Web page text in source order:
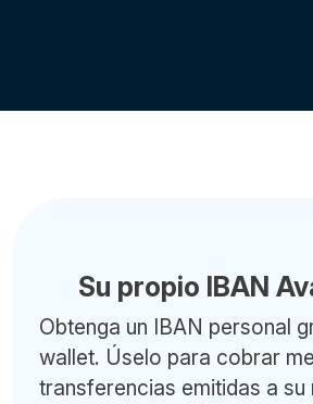
Su propio IBAN
Obtenga un IBAN personal
wallet. Úselo para cobrar
transferencias emitidas a su